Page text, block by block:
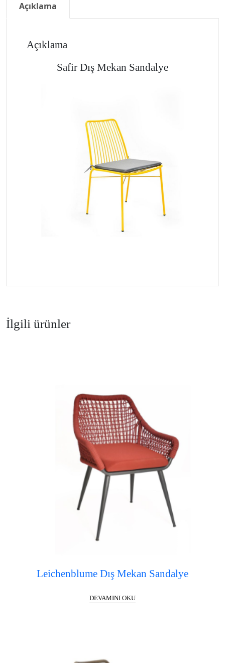
Açıklama
Açıklama
Safir Dış Mekan Sandalye
İlgili ürünler
Leichenblume Dış Mekan Sandalye
DEVAMINI OKU